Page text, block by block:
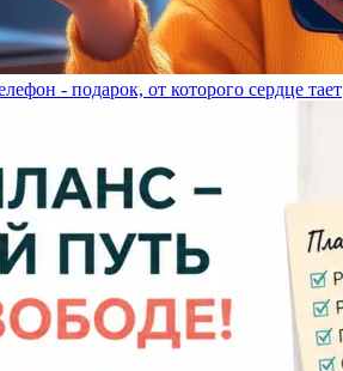
- подарок, от которого сердце тает